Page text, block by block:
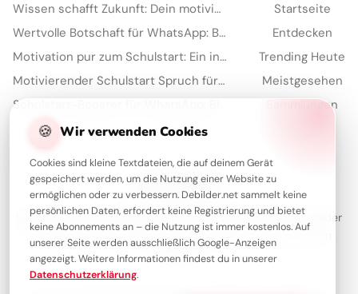
🍪 Wir verwenden Cookies
Cookies sind kleine Textdateien, die auf deinem Gerät
gespeichert werden, um die Nutzung einer Website zu
ermöglichen oder zu verbessern. Debilder.net sammelt keine
persönlichen Daten, erfordert keine Registrierung und bietet
keine Abonnements an – die Nutzung ist immer kostenlos. Auf
unserer Seite werden ausschließlich Google-Anzeigen
angezeigt. Weitere Informationen findest du in unserer
Datenschutzerklärung.
Wissen schafft Zukunft: Dein motivierender Gruß zum Schulstart via WhatsApp!
Wertvolle Botschaft für WhatsApp: Bildung reift mit der Zeit heran
Motivation pur zum Schulstart: Ein inspirierender Spruch für Facebook!
Motivierender Schulstart Spruch für WhatsApp-Nachrichten
Startseite
Entdecken
Trending Heute
Meistgesehen
Sammlungen
Über Debilder
Debilder ist deine Plattform für die schönsten Grüße und Bilder
zum Teilen. Entdecke unsere Sammlung und verschenke ein
Lächeln!